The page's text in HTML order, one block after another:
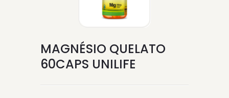
MAGNÉSIO QUELATO
60CAPS UNILIFE